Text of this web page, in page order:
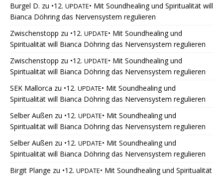
Burgel D. zu •12. UPDATE• Mit Soundhealing und Spiritualität will
Bianca Döhring das Nervensystem regulieren
Zwischenstopp zu •12. UPDATE• Mit Soundhealing und
Spiritualität will Bianca Döhring das Nervensystem regulieren
Zwischenstopp zu •12. UPDATE• Mit Soundhealing und
Spiritualität will Bianca Döhring das Nervensystem regulieren
SEK Mallorca zu •12. UPDATE• Mit Soundhealing und
Spiritualität will Bianca Döhring das Nervensystem regulieren
Selber Außen zu •12. UPDATE• Mit Soundhealing und
Spiritualität will Bianca Döhring das Nervensystem regulieren
Selber Außen zu •12. UPDATE• Mit Soundhealing und
Spiritualität will Bianca Döhring das Nervensystem regulieren
Birgit Plange zu •12. UPDATE• Mit Soundhealing und Spiritualität